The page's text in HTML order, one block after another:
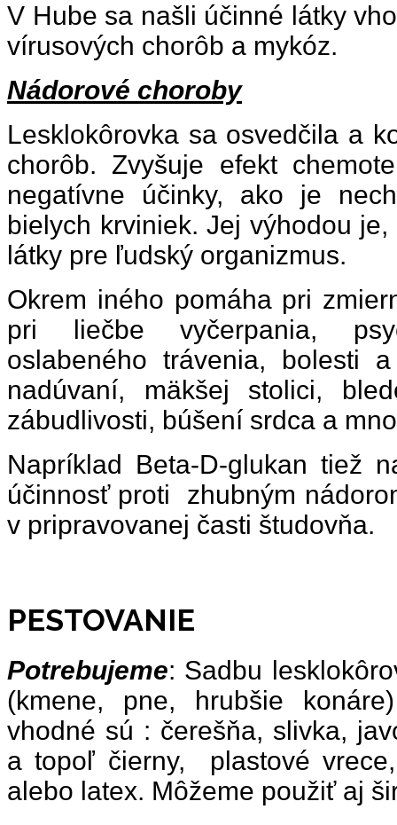
V Hube sa našli účinné látky
vírusových chorôb a mykóz.
Nádorové choroby
Lesklokôrovka sa osvedčila a
chorôb. Zvyšuje efekt
negatívne účinky, ako je
bielych krviniek. Jej výhodou
látky pre ľudský organizmus.
Okrem iného pomáha pri
pri liečbe vyčerpania,
oslabeného trávenia, bolesti
nadúvaní, mäkšej stolici,
zábudlivosti, búšení srdca a
Napríklad Beta-D-glukan tiež
účinnosť proti zhubným
v pripravovanej časti študovňa.
PESTOVANIE
Potrebujeme: Sadbu
(kmene, pne, hrubšie
vhodné sú : čerešňa, slivka,
a topoľ čierny, plastové
alebo latex. Môžeme použiť aj